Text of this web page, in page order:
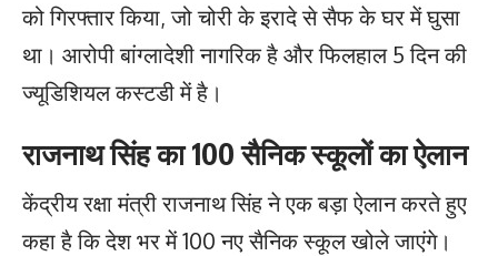
को गिरफ्तार किया, जो चोरी के इरादे से सैफ के घर में घुसा
था। आरोपी बांग्लादेशी नागरिक है और फिलहाल 5 दिन की
ज्यूडिशियल कस्टडी में है।
राजनाथ सिंह का 100 सैनिक स्कूलों का ऐलान
केंद्रीय रक्षा मंत्री राजनाथ सिंह ने एक बड़ा ऐलान करते हुए
कहा है कि देश भर में 100 नए सैनिक स्कूल खोले जाएंगे।